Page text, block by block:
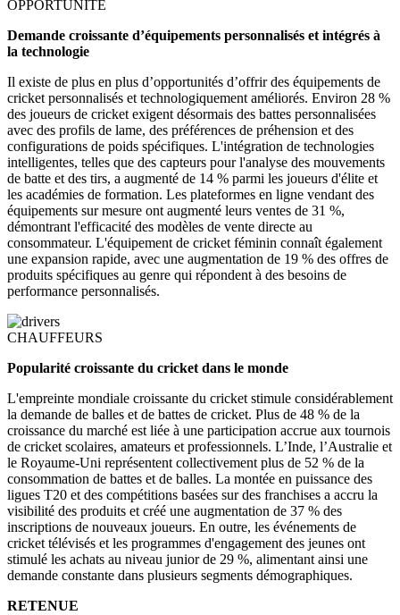
OPPORTUNITÉ
Demande croissante d’équipements personnalisés et intégrés à
la technologie
Il existe de plus en plus d’opportunités d’offrir des équipements de
cricket personnalisés et technologiquement améliorés. Environ 28 %
des joueurs de cricket exigent désormais des battes personnalisées
avec des profils de lame, des préférences de préhension et des
configurations de poids spécifiques. L'intégration de technologies
intelligentes, telles que des capteurs pour l'analyse des mouvements
de batte et des tirs, a augmenté de 14 % parmi les joueurs d'élite et
les académies de formation. Les plateformes en ligne vendant des
équipements sur mesure ont augmenté leurs ventes de 31 %,
démontrant l'efficacité des modèles de vente directe au
consommateur. L'équipement de cricket féminin connaît également
une expansion rapide, avec une augmentation de 19 % des offres de
produits spécifiques au genre qui répondent à des besoins de
performance personnalisés.
CHAUFFEURS
Popularité croissante du cricket dans le monde
L'empreinte mondiale croissante du cricket stimule considérablement
la demande de balles et de battes de cricket. Plus de 48 % de la
croissance du marché est liée à une participation accrue aux tournois
de cricket scolaires, amateurs et professionnels. L’Inde, l’Australie et
le Royaume-Uni représentent collectivement plus de 52 % de la
consommation de battes et de balles. La montée en puissance des
ligues T20 et des compétitions basées sur des franchises a accru la
visibilité des produits et créé une augmentation de 37 % des
inscriptions de nouveaux joueurs. En outre, les événements de
cricket télévisés et les programmes d'engagement des jeunes ont
stimulé les achats au niveau junior de 29 %, alimentant ainsi une
demande constante dans plusieurs segments démographiques.
RETENUE